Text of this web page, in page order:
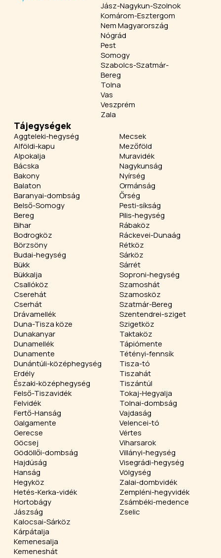
Jász-Nagykun-Szolnok
Komárom-Esztergom
Nem Magyarország
Nógrád
Pest
Somogy
Szabolcs-Szatmár-
Bereg
Tolna
Vas
Veszprém
Zala
Tájegységek
Aggteleki-hegység
Alföldi-kapu
Alpokalja
Bácska
Bakony
Balaton
Baranyai-dombság
Belső-Somogy
Bereg
Bihar
Bodrogköz
Börzsöny
Budai-hegység
Bükk
Bükkalja
Csallóköz
Cserehát
Cserhát
Drávamellék
Duna-Tisza köze
Dunakanyar
Dunamellék
Dunamente
Dunántúli-középhegység
Erdély
Északi-középhegység
Felső-Tiszavidék
Felvidék
Fertő-Hanság
Galgamente
Gerecse
Göcsej
Gödöllői-dombság
Hajdúság
Hanság
Hegyköz
Hetés-Kerka-vidék
Hortobágy
Jászság
Kalocsai-Sárköz
Kárpátalja
Kemenesalja
Kemeneshát
Mecsek
Mezőföld
Muravidék
Nagykunság
Nyírség
Ormánság
Őrség
Pesti-síkság
Pilis-hegység
Rábaköz
Ráckevei-Dunaág
Rétköz
Sárköz
Sárrét
Soproni-hegység
Szamoshát
Szamosköz
Szatmár-Bereg
Szentendrei-sziget
Szigetköz
Taktaköz
Tápiómente
Tétényi-fennsík
Tisza-tó
Tiszahát
Tiszántúl
Tokaj-Hegyalja
Tolnai-dombság
Vajdaság
Velencei-tó
Vértes
Viharsarok
Villányi-hegység
Visegrádi-hegység
Völgység
Zalai-dombvidék
Zempléni-hegyvidék
Zsámbéki-medence
Zselic